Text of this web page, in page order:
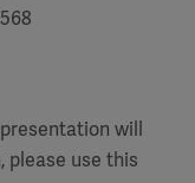
will
please use this